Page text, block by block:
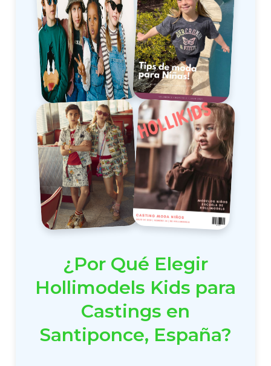
¿Por Qué Elegir
Hollimodels Kids para
Castings en
Santiponce, España?